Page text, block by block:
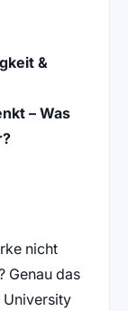
&
– Was
nicht
Genau das
University